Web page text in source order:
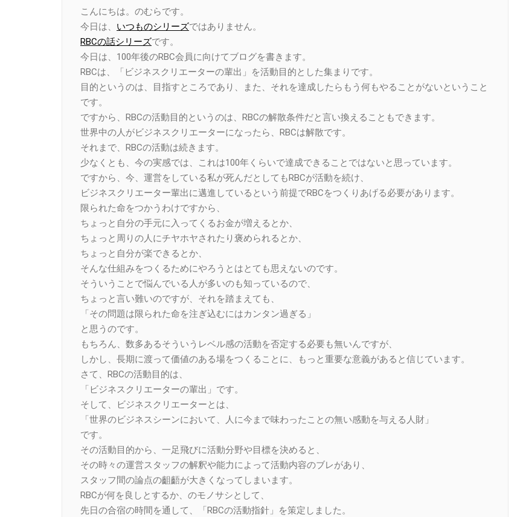
こんにちは。のむらです。
今日は、 いつものシリーズではありません。
RBCの話シリーズです。
今日は、100年後のRBC会員に向けてブログを書きます。
RBCは、「ビジネスクリエーターの輩出」を活動目的とした集まりです。
目的というのは、目指すところであり、また、それを達成したらもう何もやることがないということ
です。
ですから、RBCの活動目的というのは、RBCの解散条件だと言い換えることもできます。
世界中の人がビジネスクリエーターになったら、RBCは解散です。
それまで、RBCの活動は続きます。
少なくとも、今の実感では、これは100年くらいで達成できることではないと思っています。
ですから、今、運営をしている私が死んだとしてもRBCが活動を続け、
ビジネスクリエーター輩出に邁進しているという前提でRBCをつくりあげる必要があります。
限られた命をつかうわけですから、
ちょっと自分の手元に入ってくるお金が増えるとか、
ちょっと周りの人にチヤホヤされたり褒められるとか、
ちょっと自分が楽できるとか、
そんな仕組みをつくるためにやろうとはとても思えないのです。
そういうことで悩んでいる人が多いのも知っているので、
ちょっと言い難いのですが、それを踏まえても、
「その問題は限られた命を注ぎ込むにはカンタン過ぎる」
と思うのです。
もちろん、数多あるそういうレベル感の活動を否定する必要も無いんですが、
しかし、長期に渡って価値のある場をつくることに、もっと重要な意義があると信じています。
さて、RBCの活動目的は、
「ビジネスクリエーターの輩出」です。
そして、ビジネスクリエーターとは、
「世界のビジネスシーンにおいて、人に今まで味わったことの無い感動を与える人財」
です。
その活動目的から、一足飛びに活動分野や目標を決めると、
その時々の運営スタッフの解釈や能力によって活動内容のブレがあり、
スタッフ間の論点の齟齬が大きくなってしまいます。
RBCが何を良しとするか、のモノサシとして、
先日の合宿の時間を通して、「RBCの活動指針」を策定しました。